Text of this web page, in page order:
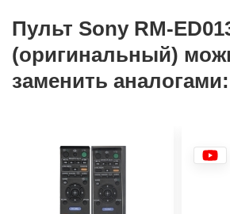
Пульт Sony RM-
(оригинальный)
заменить аналогами: